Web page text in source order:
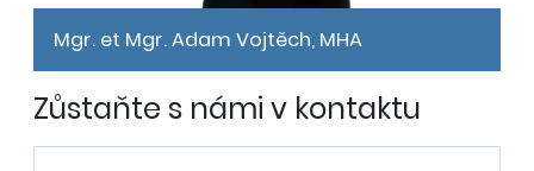
Mgr. et Mgr. Adam Vojtěch, MHA
Zůstaňte s námi v kontaktu